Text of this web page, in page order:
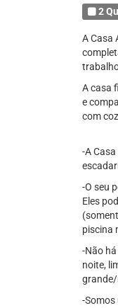
2
A Casa
A casa
e
com
-A
-O seu
Eles
piscina
-Não
noite,
grande/
-